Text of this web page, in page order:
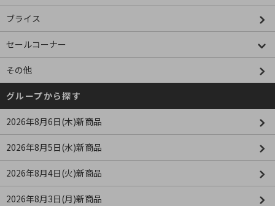
ブライス
セールコーナー
その他
グループから探す
2026年8月6日(木)新商品
2026年8月5日(水)新商品
2026年8月4日(火)新商品
2026年8月3日(月)新商品